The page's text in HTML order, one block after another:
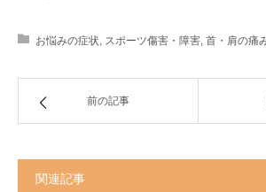
お悩みの症状, スポーツ傷害・障害, 首・肩の痛
前の記事
関連記事